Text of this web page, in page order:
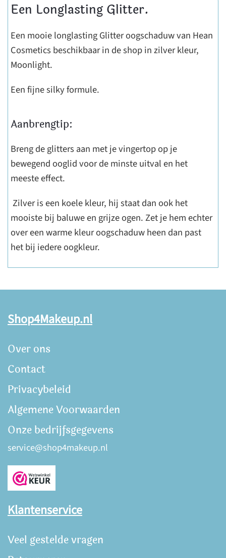
Een Longlasting Glitter.
Een mooie longlasting Glitter oogschaduw van Hean
Cosmetics beschikbaar in de shop in zilver kleur,
Moonlight.
Een fijne silky formule.
Aanbrengtip:
Breng de glitters aan met je vingertop op je
bewegend ooglid voor de minste uitval en het
meeste effect.
Zilver is een koele kleur, hij staat dan ook het
mooiste bij baluwe en grijze ogen. Zet je hem echter
over een warme kleur oogschaduw heen dan past
het bij iedere oogkleur.
Shop4Makeup.nl
Over ons
Contact
Privacybeleid
Algemene Voorwaarden
Onze bedrijfsgegevens
service@shop4makeup.nl
Klantenservice
Veel gestelde vragen